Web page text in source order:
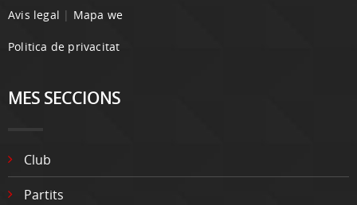
Avis legal | Mapa we
Politica de privacitat
MES SECCIONS
Club
Partits